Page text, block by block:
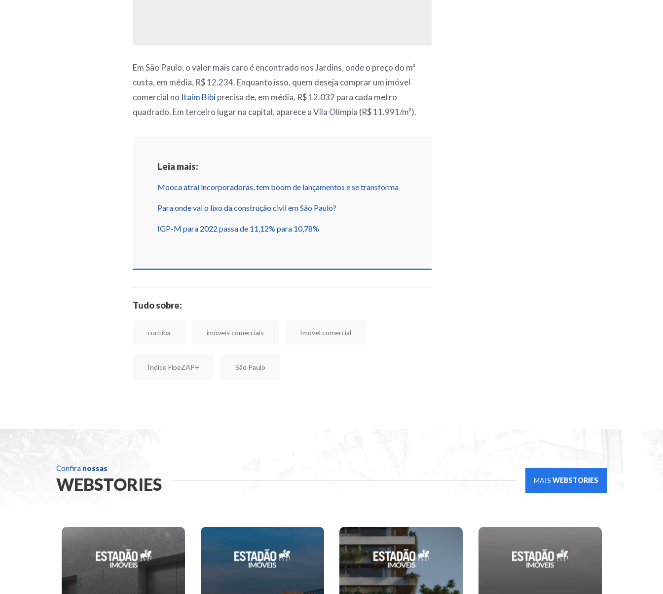
Em São Paulo, o valor mais caro é encontrado nos Jardins, onde o preço do m²
custa, em média, R$ 12.234. Enquanto isso, quem deseja comprar um imóvel
comercial no Itaim Bibiprecisa de, em média, R$ 12.032 para cada metro
quadrado. Em terceiro lugar na capital, aparece a Vila Olímpia (R$ 11.991/m²).
Leia mais:
Mooca atrai incorporadoras, tem boom de lançamentos e se transforma
Para onde vai o lixo da construção civil em São Paulo?
IGP-M para 2022 passa de 11,12% para 10,78%
Tudo sobre:
curitiba imóveis comerciais Imóvel comercial
Índice FipeZAP+ São Paulo
Confira nossas
WEBSTORIES MAIS WEBSTORIES